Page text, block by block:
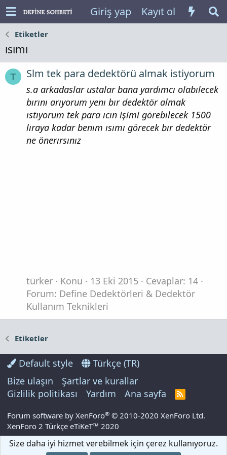
Giriş yap Kayıt ol
Etiketler
ısımı
T Slm tek para dedektörü almak istiyorum
s.a arkadaslar ustalar bana yardımcı olabılecek
bırını arıyorum yenı bır dedektör almak
ıstıyorum tek para ıcın işimi görebılecek 1500
lıraya kadar benım ısımı görecek bır dedektör
ne önerırsınız
türker Konu 13 Eki 2015
Cevaplar: 14
Forum: Define Dedektörleri & Dedektör
Kullanım Teknikleri
Etiketler
Default style
Türkçe (TR)
Bize ulaşın
Şartlar ve kurallar
Gizlilik politikası
Yardım Ana sayfa
R
S
Forum software by XenForo® © 2010-2020 XenForo Ltd.
XenForo 2 Türkçe eTiKeT™ 2020
Size daha iyi hizmet verebilmek için çerez kullanıyoruz.